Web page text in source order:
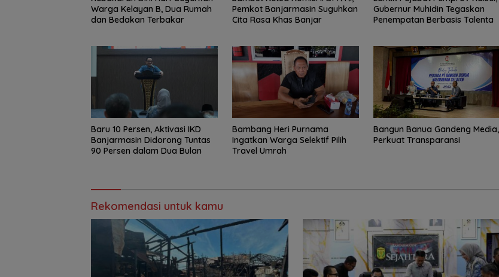
Warga Kelayan B, Dua Rumah
dan Bedakan Terbakar
Pemkot Banjarmasin Suguhkan
Cita Rasa Khas Banjar
Gubernur Muhidin Tegaskan
Penempatan Berbasis Talenta
Baru 10 Persen, Aktivasi IKD
Banjarmasin Didorong Tuntas
90 Persen dalam Dua Bulan
Bambang Heri Purnama
Ingatkan Warga Selektif Pilih
Travel Umrah
Bangun Banua Gandeng Media,
Perkuat Transparansi
Rekomendasi untuk kamu